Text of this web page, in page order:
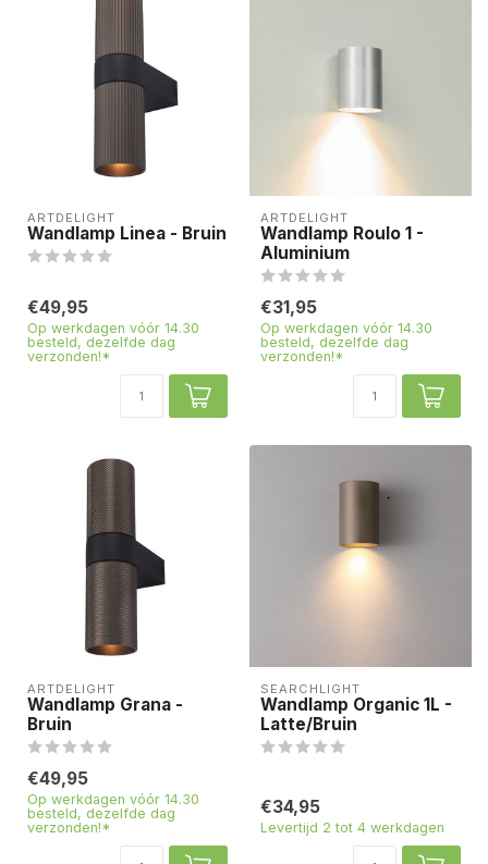
ARTDELIGHT
Wandlamp Linea - Bruin
€49,95
Op werkdagen vóór 14.30
besteld, dezelfde dag
verzonden!*
ARTDELIGHT
Wandlamp Roulo 1 -
Aluminium
€31,95
Op werkdagen vóór 14.30
besteld, dezelfde dag
verzonden!*
ARTDELIGHT
Wandlamp Grana -
Bruin
€49,95
Op werkdagen vóór 14.30
besteld, dezelfde dag
verzonden!*
SEARCHLIGHT
Wandlamp Organic 1L -
Latte/Bruin
€34,95
Levertijd 2 tot 4 werkdagen